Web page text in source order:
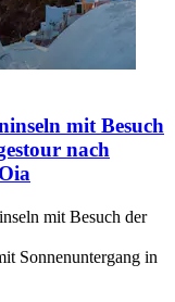
mit Besuch
nach
mit Besuch der
Sonnenuntergang in